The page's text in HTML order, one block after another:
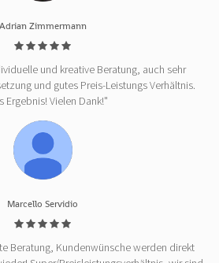
Adrian Zimmermann
und kreative Beratung, auch sehr
und gutes Preis-Leistungs Verhältnis.
Ergebnis! Vielen Dank!"
Marcello Servidio
Beratung, Kundenwünsche werden direkt